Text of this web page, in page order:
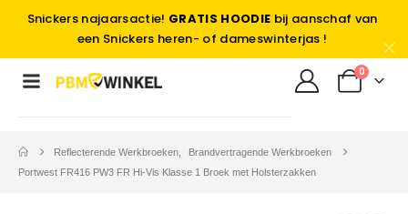
Snickers najaarsactie! GRATIS HOODIE bij aanschaf van
een Snickers heren- of dameswinterjas !
0
Reflecterende Werkbroeken
Brandvertragende Werkbroeken
Portwest FR416 PW3 FR Hi-Vis Klasse 1 Broek met Holsterzakken